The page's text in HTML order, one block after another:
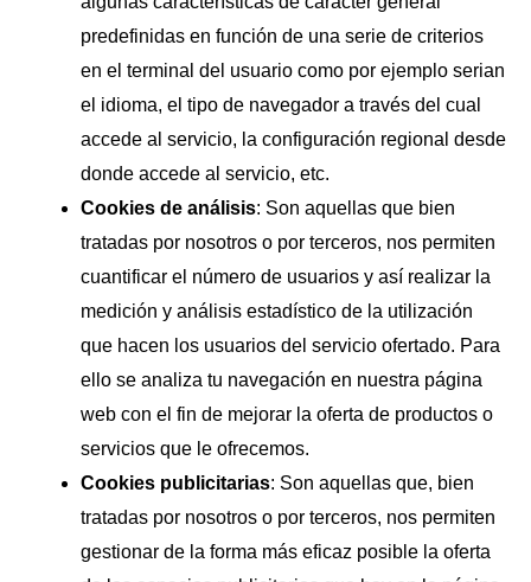
predefinidas en función de una serie de criterios
en el terminal del usuario como por ejemplo serian
el idioma, el tipo de navegador a través del cual
accede al servicio, la configuración regional desde
donde accede al servicio, etc.
Cookies de análisis: Son aquellas que bien
tratadas por nosotros o por terceros, nos permiten
cuantificar el número de usuarios y así realizar la
medición y análisis estadístico de la utilización
que hacen los usuarios del servicio ofertado. Para
ello se analiza tu navegación en nuestra página
web con el fin de mejorar la oferta de productos o
servicios que le ofrecemos.
Cookies publicitarias: Son aquellas que, bien
tratadas por nosotros o por terceros, nos permiten
gestionar de la forma más eficaz posible la oferta